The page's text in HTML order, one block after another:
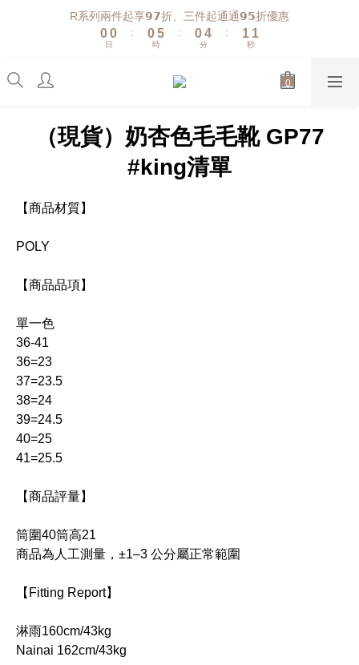
R系列兩件起享𝟵𝟳折、三件起通通𝟵𝟱折優惠
1
0
1
0
日
:
1
0
6
5
4
時
:
1
0
5
4
3
分
:
2
1
0
1
0
秒
（現貨）奶杏色毛毛靴 GP77
#king清單
【商品材質】
POLY
【商品品項】
單一色
36-41
36=23
37=23.5
38=24
39=24.5
40=25
41=25.5
【商品評量】
筒圍40筒高21
商品為人工測量，±1–3 公分屬正常範圍
【Fitting Report】
淋雨160cm/43kg
Nainai 162cm/43kg